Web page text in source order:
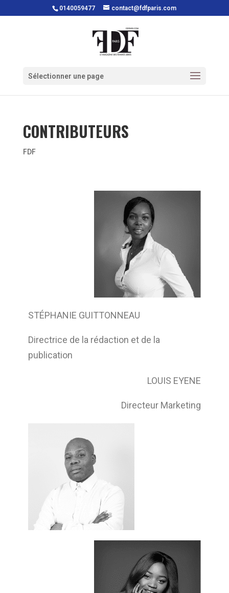
0140059477 contact@fdfparis.com
Sélectionner une page
CONTRIBUTEURS
FDF
STÉPHANIE GUITTONNEAU
Directrice de la rédaction et de la
publication
LOUIS EYENE
Directeur Marketing